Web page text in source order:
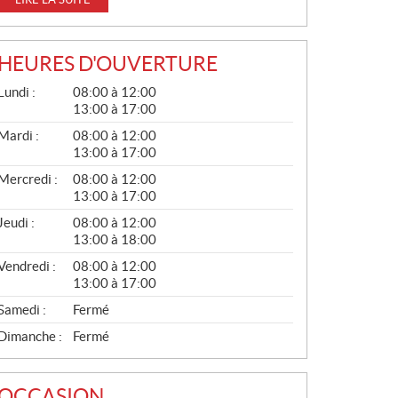
HEURES D'OUVERTURE
Lundi :
08:00 à 12:00
13:00 à 17:00
Mardi :
08:00 à 12:00
13:00 à 17:00
Mercredi :
08:00 à 12:00
13:00 à 17:00
:
08:00 à 12:00
13:00 à 18:00
:
08:00 à 12:00
13:00 à 17:00
:
Fermé
Dimanche :
Fermé